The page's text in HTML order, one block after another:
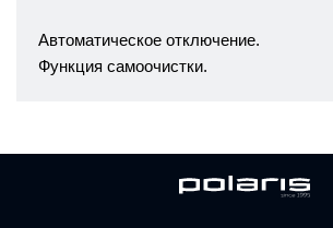
Автоматическое отключение.
Функция самоочистки.